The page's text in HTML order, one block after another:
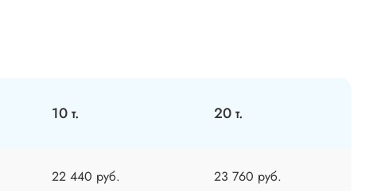
10 т. 20 т.
22 440 руб. 23 760 руб.